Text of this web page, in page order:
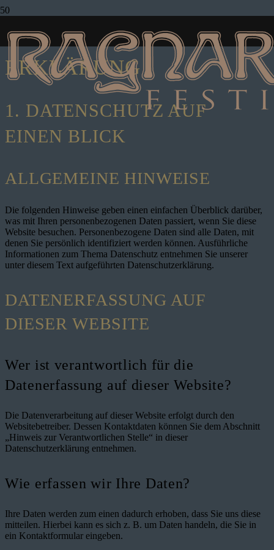
DATENSCHUTZ­
ERKLÄRUNG
1. DATENSCHUTZ AUF
EINEN BLICK
ALLGEMEINE HINWEISE
Die folgenden Hinweise geben einen einfachen Überblick darüber,
was mit Ihren personenbezogenen Daten passiert, wenn Sie diese
Website besuchen. Personenbezogene Daten sind alle Daten, mit
denen Sie persönlich identifiziert werden können. Ausführliche
Informationen zum Thema Datenschutz entnehmen Sie unserer
unter diesem Text aufgeführten Datenschutzerklärung.
DATENERFASSUNG AUF
DIESER WEBSITE
Wer ist verantwortlich für die
Datenerfassung auf dieser Website?
Die Datenverarbeitung auf dieser Website erfolgt durch den
Websitebetreiber. Dessen Kontaktdaten können Sie dem Abschnitt
„Hinweis zur Verantwortlichen Stelle“ in dieser
Datenschutzerklärung entnehmen.
Wie erfassen wir Ihre Daten?
Ihre Daten werden zum einen dadurch erhoben, dass Sie uns diese
mitteilen. Hierbei kann es sich z. B. um Daten handeln, die Sie in
ein Kontaktformular eingeben.